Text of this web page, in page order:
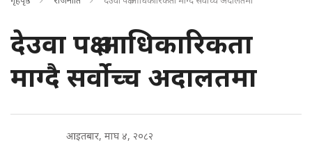
देउवा पक्ष आधिकारिकता
माग्दै सर्वोच्च अदालतमा
आइतबार, माघ ४, २०८२